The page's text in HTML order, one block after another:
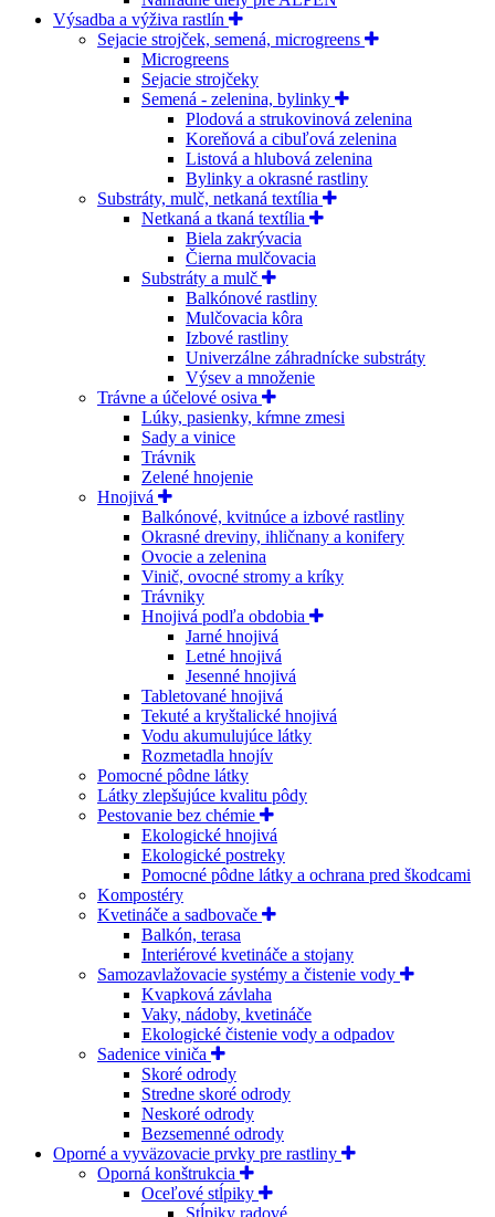
Výsadba a výživa rastlín
Sejacie strojček, semená, microgreens
Microgreens
Sejacie strojčeky
Semená - zelenina, bylinky
Plodová a strukovinová zelenina
Koreňová a cibuľová zelenina
Listová a hlubová zelenina
Bylinky a okrasné rastliny
Substráty, mulč, netkaná textília
Netkaná a tkaná textília
Biela zakrývacia
Čierna mulčovacia
Substráty a mulč
Balkónové rastliny
Mulčovacia kôra
Izbové rastliny
Univerzálne záhradnícke substráty
Výsev a množenie
Trávne a účelové osiva
Lúky, pasienky, kŕmne zmesi
Sady a vinice
Trávnik
Zelené hnojenie
Hnojivá
Balkónové, kvitnúce a izbové rastliny
Okrasné dreviny, ihličnany a konifery
Ovocie a zelenina
Vinič, ovocné stromy a kríky
Trávniky
Hnojivá podľa obdobia
Jarné hnojivá
Letné hnojivá
Jesenné hnojivá
Tabletované hnojivá
Tekuté a kryštalické hnojivá
Vodu akumulujúce látky
Rozmetadla hnojív
Pomocné pôdne látky
Látky zlepšujúce kvalitu pôdy
Pestovanie bez chémie
Ekologické hnojivá
Ekologické postreky
Pomocné pôdne látky a ochrana pred škodcami
Kompostéry
Kvetináče a sadbovače
Balkón, terasa
Interiérové kvetináče a stojany
Samozavlažovacie systémy a čistenie vody
Kvapková závlaha
Vaky, nádoby, kvetináče
Ekologické čistenie vody a odpadov
Sadenice viniča
Skoré odrody
Stredne skoré odrody
Neskoré odrody
Bezsemenné odrody
Oporné a vyväzovacie prvky pre rastliny
Oporná konštrukcia
Oceľové stĺpiky